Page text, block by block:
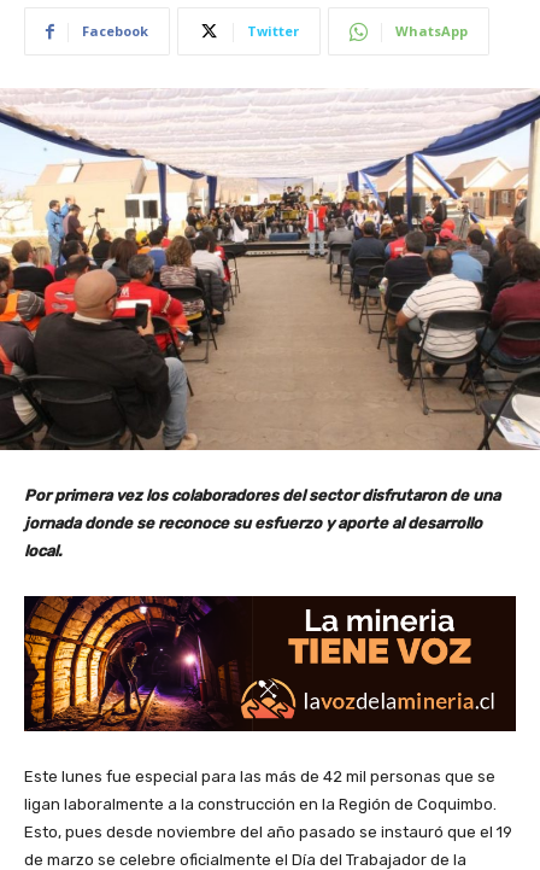
Facebook Twitter WhatsApp
Por primera vez los colaboradores del sector disfrutaron de una
jornada donde se reconoce su esfuerzo y aporte al desarrollo
local.
Este lunes fue especial para las más de 42 mil personas que se
ligan laboralmente a la construcción en la Región de Coquimbo.
Esto, pues desde noviembre del año pasado se instauró que el 19
de marzo se celebre oficialmente el Día del Trabajador de la